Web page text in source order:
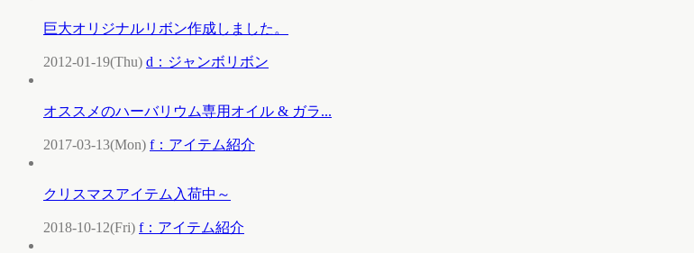
巨大オリジナルリボン作成しました。
2012-01-19(Thu) d：ジャンボリボン
オススメのハーバリウム専用オイル & ガラ...
2017-03-13(Mon) f：アイテム紹介
クリスマスアイテム入荷中～
2018-10-12(Fri) f：アイテム紹介